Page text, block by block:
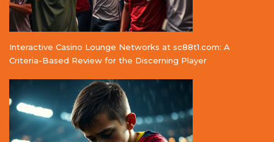
Interactive Casino Lounge Networks at sc88t1.com: A
Criteria-Based Review for the Discerning Player